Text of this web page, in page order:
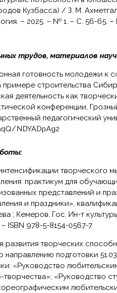
Кузбасса) / З. М.
– 2025. – № 1. – С. 56-65. –
трудов, материалов
строительства
деятельность как
конференции,
педагогический
NDYADpAg2
практикум для
представлений и
и праздники»,
; Кемеров. Гос. Ин-т
ISBN 978-5-8154-0567-7.
подготовки
«Руководство
«Руководство